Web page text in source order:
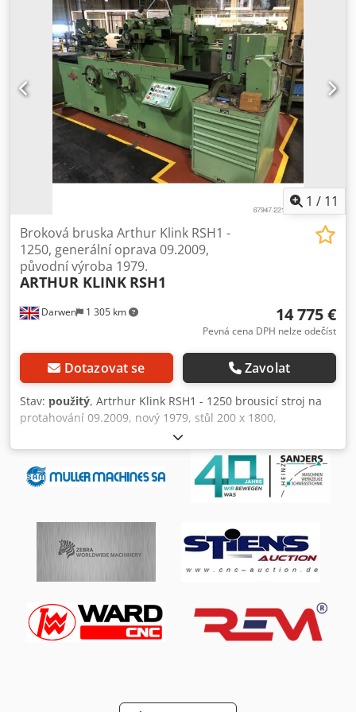
1 / 11
Darwen 1 305 km
Broková bruska Arthur Klink RSH1 -
1250, generální oprava 09.2009,
původní výroba 1979.
ARTHUR KLINK RSH1
14 775 €
Pevná cena DPH nelze odečíst
Dotazovat se Zavolat
Stav: použitý, Artrhur Klink RSH1 - 1250 brousicí stroj na
protahování 09.2009, nový 1979, stůl 200 x 1800,
elektromagnetický stůl 200 x 600, s příslušným
nářadím/příslušenstvím, bez skříně. Chjdpfxozc Iq Ie Al Ija